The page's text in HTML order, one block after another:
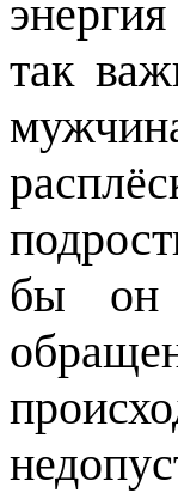
так
бы он